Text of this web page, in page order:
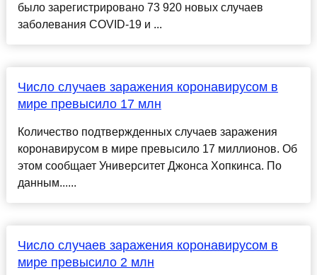
было зарегистрировано 73 920 новых случаев
заболевания COVID-19 и ...
Число случаев заражения коронавирусом в
мире превысило 17 млн
Количество подтвержденных случаев заражения
коронавирусом в мире превысило 17 миллионов. Об
этом сообщает Университет Джонса Хопкинса. По
данным......
Число случаев заражения коронавирусом в
мире превысило 2 млн